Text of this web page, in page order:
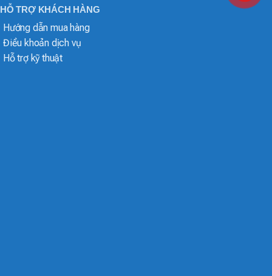
HỖ TRỢ KHÁCH HÀNG
Hướng dẫn mua hàng
Điều khoản dịch vụ
Hỗ trợ kỹ thuật